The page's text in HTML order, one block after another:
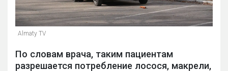
Almaty TV
По словам врача, таким пациентам
разрешается потребление лосося, макрели,